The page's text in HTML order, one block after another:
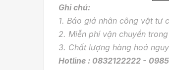
Ghi chú:
1. Báo giá nhân công vật tư
2. Miễn phí vận chuyển
3. Chất lượng hàng hoá
Hotline : 0832122222 -